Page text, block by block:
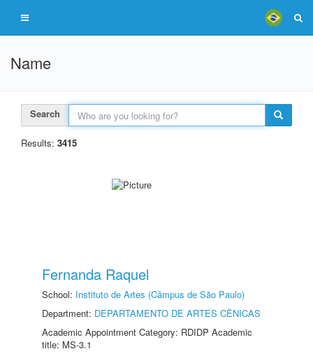
Name
Search
Results: 3415
Fernanda Raquel
School: Instituto de Artes (Câmpus de São Paulo)
Department: DEPARTAMENTO DE ARTES CÊNICAS
Academic Appointment Category: RDIDP Academic
title: MS-3.1